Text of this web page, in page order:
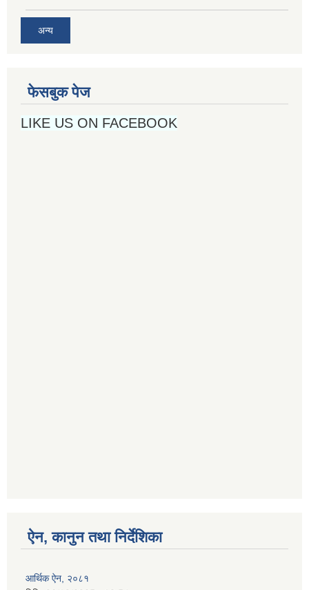
अन्य
फेसबुक पेज
LIKE US ON FACEBOOK
ऐन, कानुन तथा निर्देशिका
आर्थिक ऐन, २०८१